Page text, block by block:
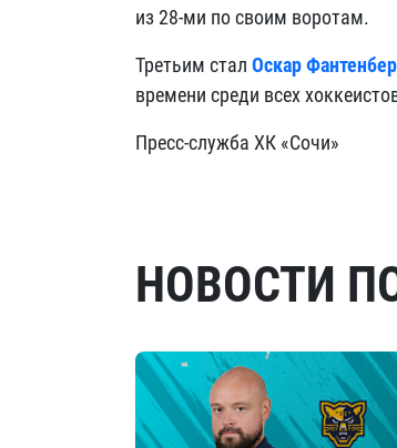
из 28-ми по своим воротам.
Третьим стал Оскар
времени среди всех
Пресс-служба ХК «Сочи»
НОВОСТИ